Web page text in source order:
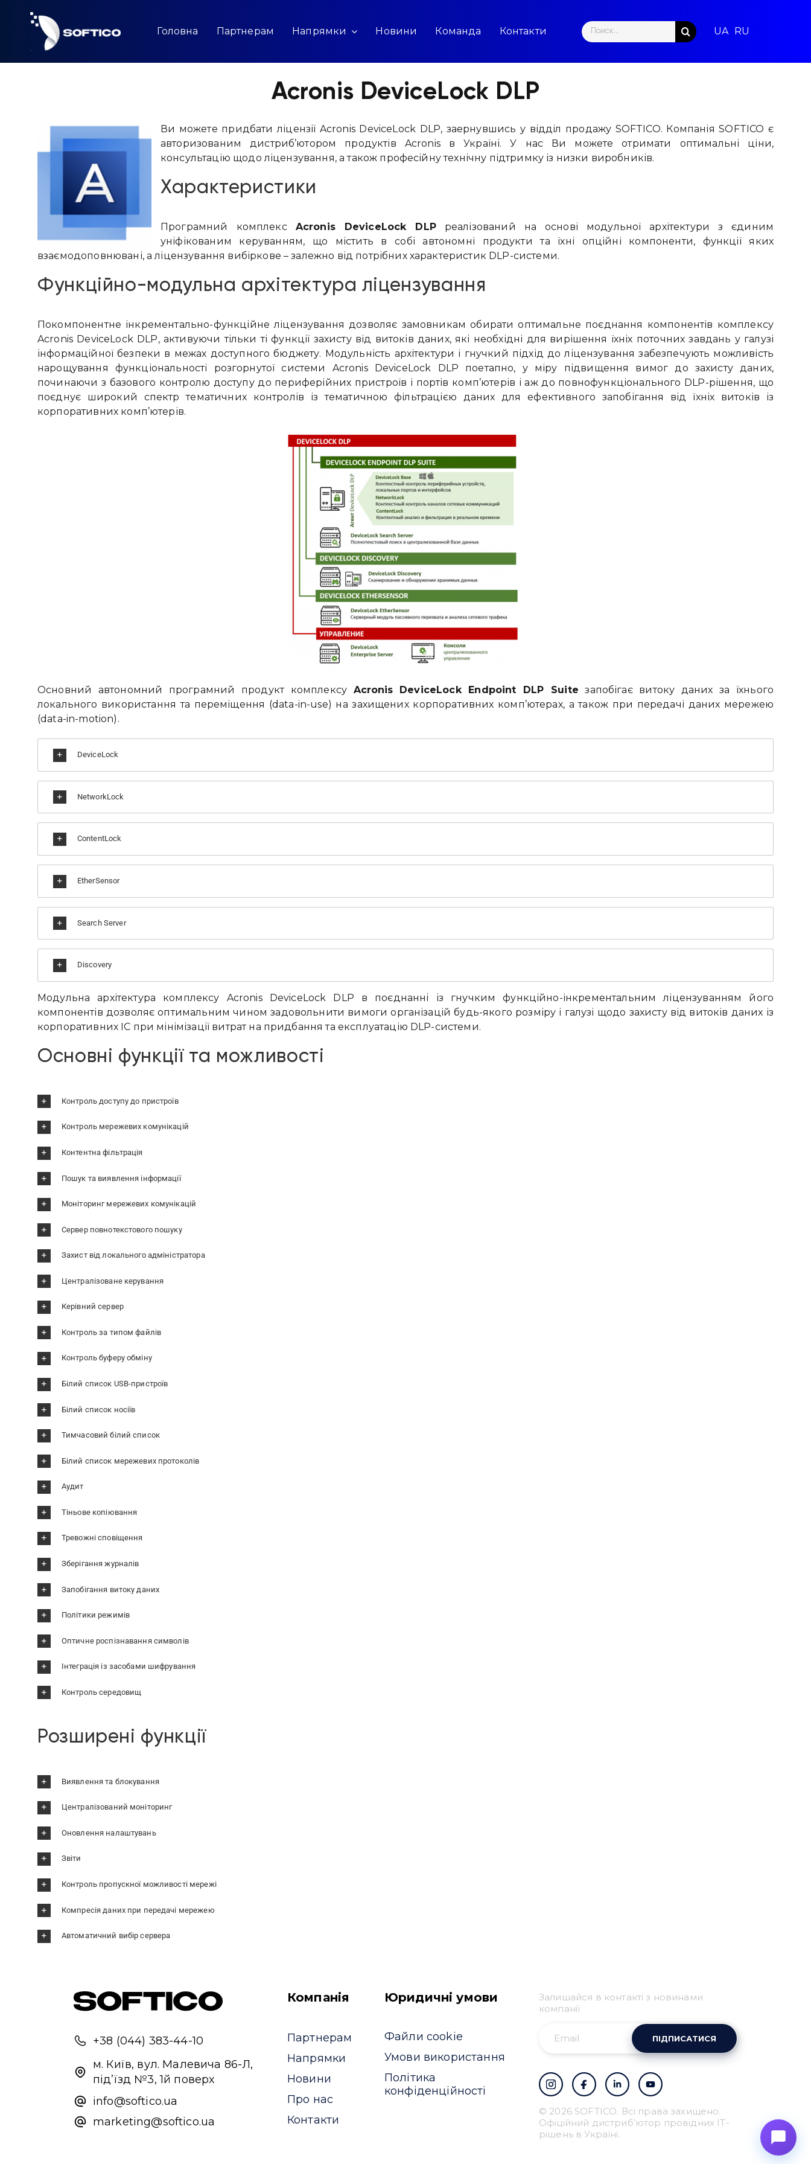
content
Головна Партнерам Напрямки Новини Команда Контакти
Search
for:
Acronis DeviceLock DLP
Ви можете придбати ліцензії Acronis DeviceLock DLP, заернувшись у відділ продажу SOFTICO. Компанія SOFTICO є
авторизованим дистриб’ютором продуктів Acronis в Україні. У нас Ви можете отримати оптимальні ціни,
консультацію щодо ліцензування, а також професійну технічну підтримку із низки виробників.
Характеристики
Програмний комплекс Acronis DeviceLock DLPреалізований на основі модульної архітектури з єдиним
уніфікованим керуванням, що містить в собі автономні продукти та їхні опційні компоненти, функції яких
взаємодоповнювані, а ліцензування вибіркове – залежно від потрібних характеристик DLP-системи.
Функційно-модульна архітектура ліцензування
Покомпонентне інкрементально-функційне ліцензування дозволяє замовникам обирати оптимальне поєднання компонентів комплексу
Acronis DeviceLock DLP, активуючи тільки ті функції захисту від витоків даних, які необхідні для вирішення їхніх поточних завдань у галузі
інформаційної безпеки в межах доступного бюджету. Модульність архітектури і гнучкий підхід до ліцензування забезпечують можливість
нарощування функціональності розгорнутої системи Acronis DeviceLock DLP поетапно, у міру підвищення вимог до захисту даних,
починаючи з базового контролю доступу до периферійних пристроїв і портів комп’ютерів і аж до повнофункціонального DLP-рішення, що
поєднує широкий спектр тематичних контролів із тематичною фільтрацією даних для ефективного запобігання від їхніх витоків із
корпоративних комп’ютерів.
Основний автономний програмний продукт комплексу Acronis DeviceLock Endpoint DLP Suite запобігає витоку даних за їхнього
локального використання та переміщення (data-in-use) на захищених корпоративних комп’ютерах, а також при передачі даних мережею
(data-in-motion).
DeviceLock
NetworkLock
ContentLock
EtherSensor
Search Server
Discovery
Модульна архітектура комплексу Acronis DeviceLock DLP в поєднанні із гнучким функційно-інкрементальним ліцензуванням його
компонентів дозволяє оптимальним чином задовольнити вимоги організацій будь-якого розміру і галузі щодо захисту від витоків даних із
корпоративних ІС при мінімізації витрат на придбання та експлуатацію DLP-системи.
Основні функції та можливості
Контроль доступу до пристроїв
Контроль мережевих комунікацій
Контентна фільтрація
Пошук та виявлення інформації
Моніторинг мережевих комунікацій
Сервер повнотекстового пошуку
Захист від локального адміністратора
Централізоване керування
Керівний сервер
Контроль за типом файлів
Контроль буферу обміну
Білий список USB-пристроїв
Білий список носіїв
Тимчасовий білий список
Білий список мережевих протоколів
Аудит
Тіньове копіювання
Тревожні сповіщення
Зберігання журналів
Запобігання витоку даних
Політики режимів
Оптичне роспізнавання символів
Інтеграція із засобами шифрування
Контроль середовищ
Розширені функції
Виявлення та блокування
Централізований моніторинг
Оновлення налаштувань
Звіти
Контроль пропускної можливості мережі
Компресія даних при передачі мережею
Автоматичний вибір сервера
+38 (044) 383-44-10
м. Київ, вул. Малевича 86-Л,
під’їзд №3, 1й поверх
info@softico.ua
marketing@softico.ua
Компанія
Партнерам
Напрямки
Новини
Про нас
Контакти
Юридичні умови
Файли cookie
Умови використання
Політика
конфіденційності
Залишайся в контакті з новинами
компанії
ПІДПИСАТИСЯ
© 2026 SOFTICO. Всі права захищено.
Офіційний дистриб’ютор провідних IT-
рішень в Україні.
Ми зазвичай відповідаємо дуже швидко
Надіслати повідомлення